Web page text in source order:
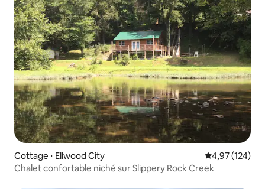
Cottage ⋅ Ellwood City Évaluation
4,97 (124)
Chalet confortable niché sur Slippery Rock Creek